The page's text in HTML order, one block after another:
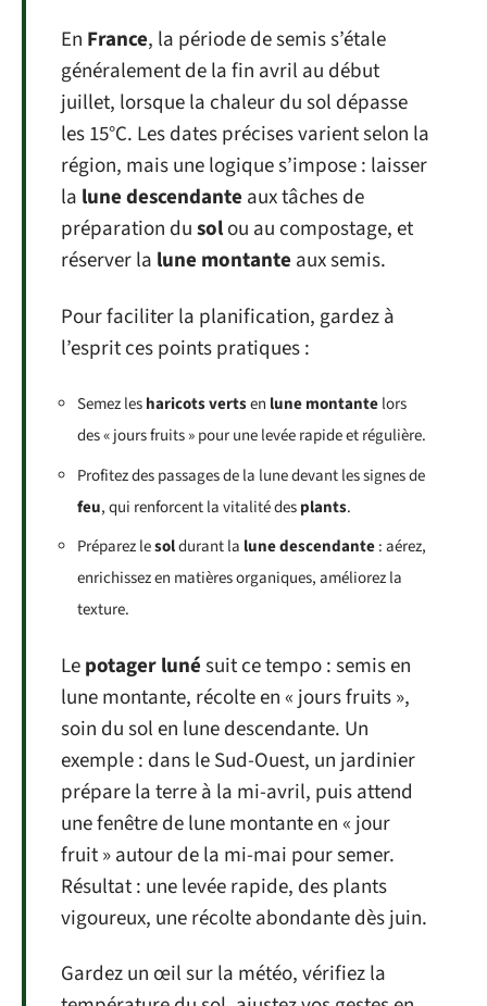
En France, la période de semis s’étale
généralement de la fin avril au début
juillet, lorsque la chaleur du sol dépasse
les 15°C. Les dates précises varient selon la
région, mais une logique s’impose : laisser
la lune descendante aux tâches de
préparation dusolou au compostage, et
réserver la lune montante aux semis.
Pour faciliter la planification, gardez à
l’esprit ces points pratiques :
Semez lesharicots vertsen lune montantelors
des « jours fruits » pour une levée rapide et régulière.
Profitez des passages de la lune devant les signes de
feu, qui renforcent la vitalité desplants.
Préparez lesoldurant la lune descendante: aérez,
enrichissez en matières organiques, améliorez la
texture.
Lepotager lunésuit ce tempo : semis en
lune montante, récolte en « jours fruits »,
soin du sol en lune descendante. Un
exemple : dans le Sud-Ouest, un jardinier
prépare la terre à la mi-avril, puis attend
une fenêtre de lune montante en « jour
fruit » autour de la mi-mai pour semer.
Résultat : une levée rapide, des plants
vigoureux, une récolte abondante dès juin.
Gardez un œil sur la météo, vérifiez la